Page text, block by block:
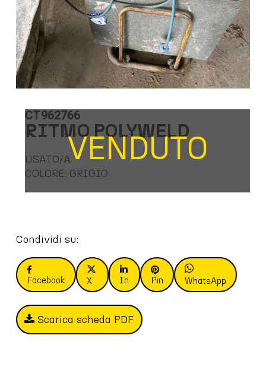
VENDUTO
CT962766
RITMO POLYWELD
USATO/A
COLORE: GRIGIO
Condividi su:
Facebook X In Pin WhatsApp
Scarica scheda PDF